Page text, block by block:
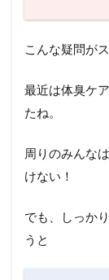
こんな疑問が
最近は体臭ケ
たね。
周りのみんな
けない！
でも、しっか
うと